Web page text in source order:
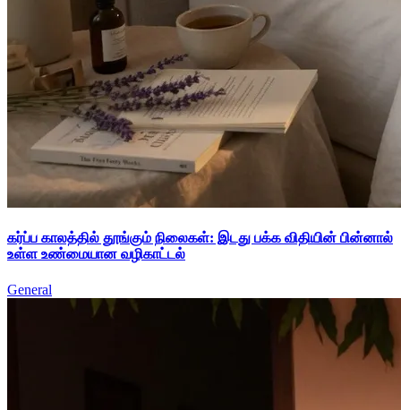
கர்ப்ப காலத்தில் தூங்கும் நிலைகள்: இடது பக்க விதியின் பின்னால்
உள்ள உண்மையான வழிகாட்டல்
General